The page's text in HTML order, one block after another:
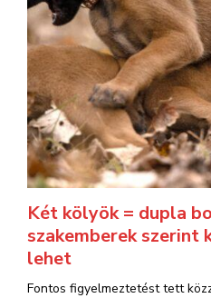
Két kölyök = dupla
szakemberek szerint
lehet
Fontos figyelmeztetést tett